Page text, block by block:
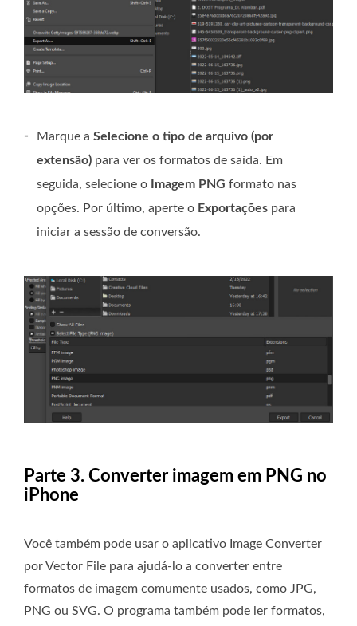
- Marque a Selecione o tipo de arquivo (por
extensão) para ver os formatos de saída. Em
seguida, selecione o
Imagem PNG formato nas
opções. Por último, aperte o Exportações para
iniciar a sessão de conversão.
Parte 3. Converter imagem em PNG no
iPhone
Você também pode usar o aplicativo Image Converter
por Vector File para ajudá-lo a converter entre
formatos de imagem comumente usados, como JPG,
PNG ou SVG. O programa também pode ler formatos,